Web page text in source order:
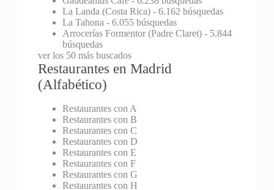
La Landa (Costa Rica)- 6.162 búsquedas
La Tahona - 6.055 búsquedas
Arrocerías Formentor (Padre Claret)- 5.844
búsquedas
ver los 50 más buscados
Restaurantes en Madrid
(Alfabético)
Restaurantes con A
Restaurantes con B
Restaurantes con C
Restaurantes con D
Restaurantes con E
Restaurantes con F
Restaurantes con G
Restaurantes con H